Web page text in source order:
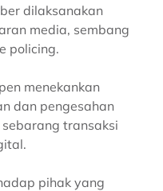
dilaksanakan
media, sembang
policing.
menekankan
dan pengesahan
transaksi
pihak yang